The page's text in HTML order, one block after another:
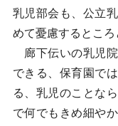
乳児部会も、公立
めて憂慮するところ
廊下伝いの乳児
できる、保育園で
る、乳児のことな
で何でもきめ細や